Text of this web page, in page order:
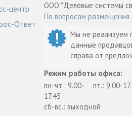
центр
Ответ
ООО "Деловые системы
По вопросам размещения
Мы не реализуем
данные
справа от
Режим работы офиса:
пн-чт.: 9.00-
17.45
пт.: 9.00-
сб-вс.: выходной